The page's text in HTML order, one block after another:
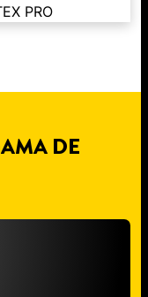
PRO
DE